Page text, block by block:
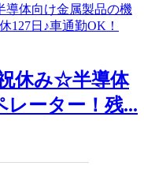
祝休み☆半導体
レーター！残...